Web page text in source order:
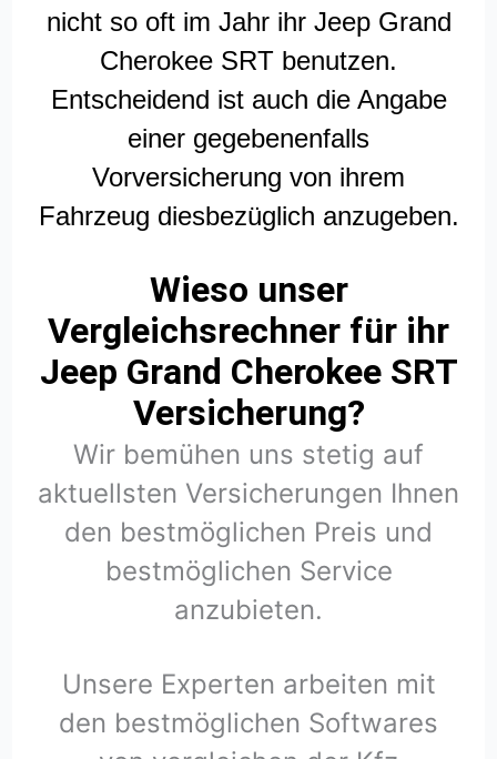
nicht so oft im Jahr ihr Jeep Grand
Cherokee SRT benutzen.
Entscheidend ist auch die Angabe
einer gegebenenfalls
Vorversicherung von ihrem
Fahrzeug diesbezüglich anzugeben.
Wieso unser
Vergleichsrechner für ihr
Jeep Grand Cherokee SRT
Versicherung?
Wir bemühen uns stetig auf
aktuellsten Versicherungen Ihnen
den bestmöglichen Preis und
bestmöglichen Service
anzubieten.
Unsere Experten arbeiten mit
den bestmöglichen Softwares